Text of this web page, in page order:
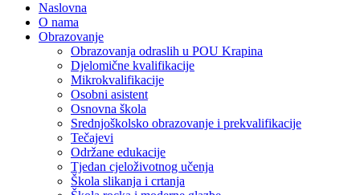
Naslovna
O nama
Obrazovanje
Obrazovanja odraslih u POU Krapina
Djelomične kvalifikacije
Mikrokvalifikacije
Osobni asistent
Osnovna škola
Srednjoškolsko obrazovanje i prekvalifikacije
Tečajevi
Održane edukacije
Tjedan cjeloživotnog učenja
Škola slikanja i crtanja